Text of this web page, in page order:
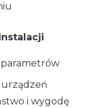
parametrów
urządzeń
i wygodę